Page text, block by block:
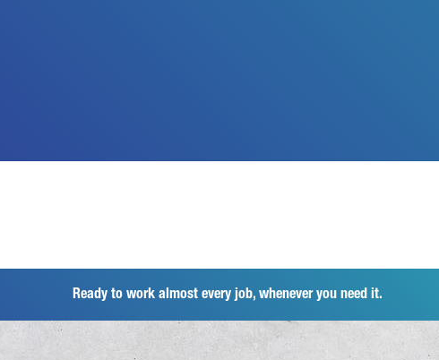
Ready to work almost every job, whenever you need it.